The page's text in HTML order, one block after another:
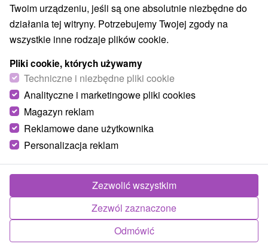
Chaty Helena Vyšná Boca
Vyšná Boca
Útulné ubytovanie v malebnom horskom prostredí
Nízkych Tatier, v obci Vyšná Boca, v 2 chatách s 8...
Twoim urządzeniu, jeśli są one absolutnie niezbędne do
działania tej witryny. Potrzebujemy Twojej zgody na
wszystkie inne rodzaje plików cookie.
Pliki cookie, których używamy
Techniczne i niezbędne pliki cookie
Analityczne i marketingowe pliki cookies
Magazyn reklam
Reklamowe dane użytkownika
Personalizacja reklam
Odmówić
Zezwól zaznaczone
Zezwolić wszystkim